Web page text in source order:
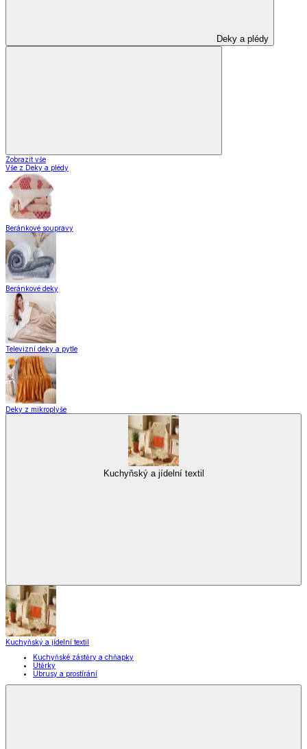
Deky a plédy
Zobrazit vše
Vše z Deky a plédy
Beránkové soupravy
Beránkové deky
Televizní deky a pytle
Deky z mikroplyše
Kuchyňský a jídelní textil
Kuchyňský a jídelní textil
Kuchyňské zástěry a chňapky
Utěrky
Ubrusy a prostírání